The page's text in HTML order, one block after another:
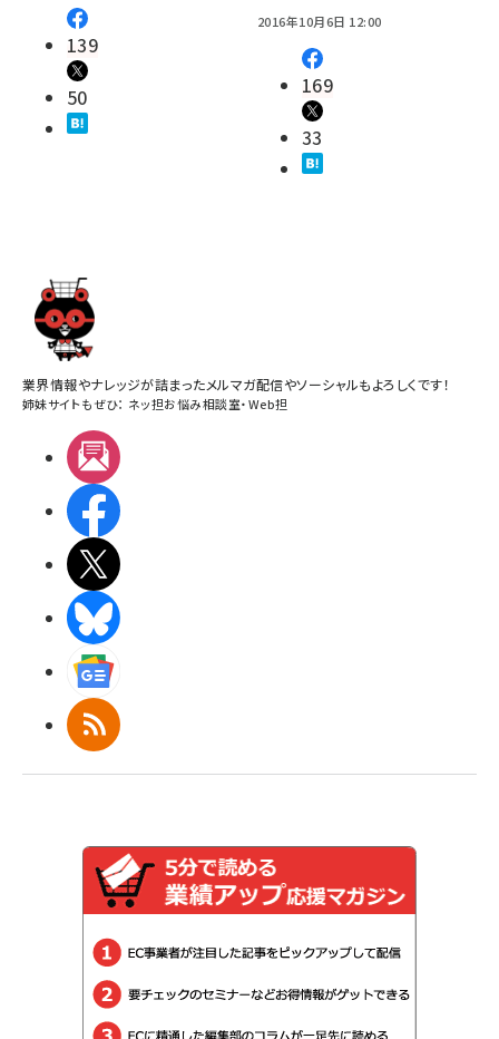
139
50
2016年10月6日 12:00
169
33
業界情報やナレッジが詰まったメルマガ配信やソーシャルもよろしくです！
姉妹サイトもぜひ： ネッ担お悩み相談室・Web担
RSS